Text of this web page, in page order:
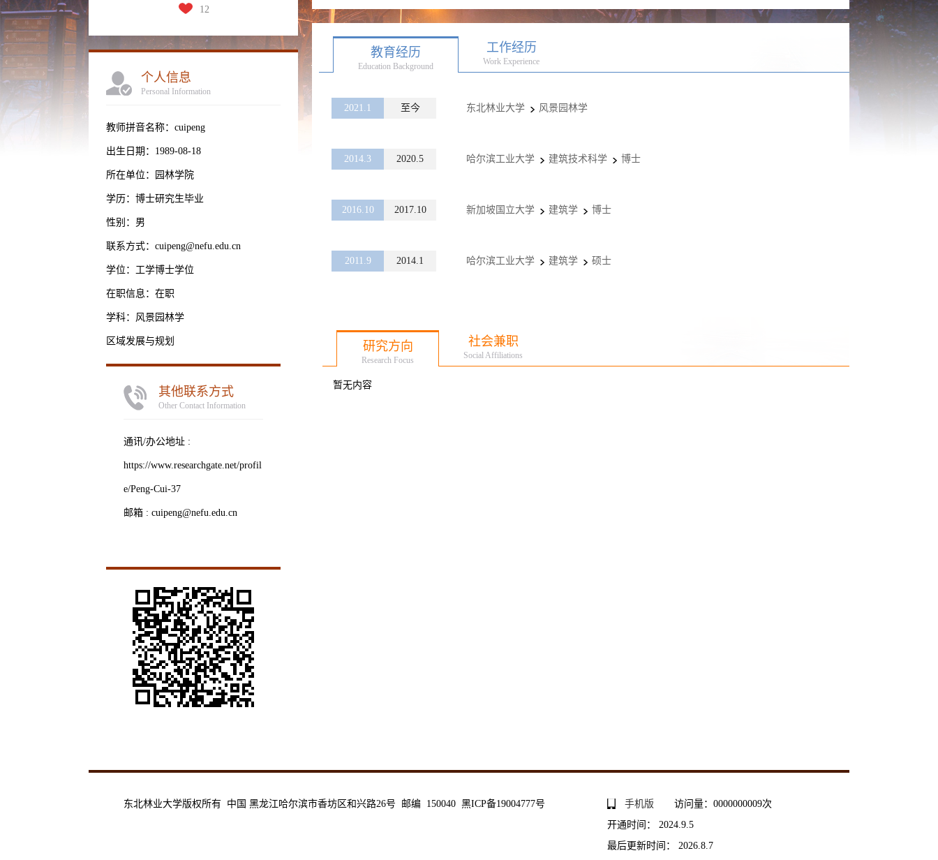
12
个人信息
Personal Information
教师拼音名称：cuipeng
出生日期：1989-08-18
所在单位：园林学院
学历：博士研究生毕业
性别：男
联系方式：cuipeng@nefu.edu.cn
学位：工学博士学位
在职信息：在职
学科：风景园林学
区域发展与规划
其他联系方式
Other Contact Information
通讯/办公地址 :
https://www.researchgate.net/profil
e/Peng-Cui-37
邮箱 : cuipeng@nefu.edu.cn
教育经历
Education Background
工作经历
Work Experience
2021.1 至今 东北林业大学 风景园林学
2014.3 2020.5 哈尔滨工业大学 建筑技术科学 博士
2016.10 2017.10 新加坡国立大学 建筑学 博士
2011.9 2014.1 哈尔滨工业大学 建筑学 硕士
研究方向
Research Focus
社会兼职
Social Affiliations
暂无内容
东北林业大学版权所有 中国 黑龙江哈尔滨市香坊区和兴路26号 邮编 150040 黑ICP备19004777号 手机版 访问量： 0000000009次
开通时间： 2024.9.5
最后更新时间： 2026.8.7